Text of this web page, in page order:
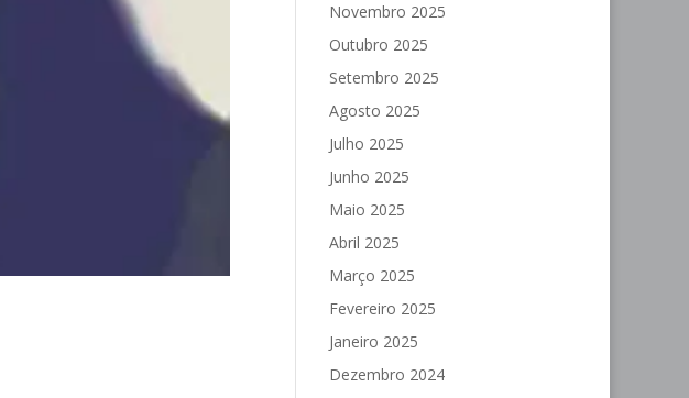
Novembro 2025
Outubro 2025
Setembro 2025
Agosto 2025
Julho 2025
Junho 2025
Maio 2025
Abril 2025
Março 2025
Fevereiro 2025
Janeiro 2025
Dezembro 2024